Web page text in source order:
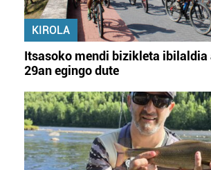
KIROLA
Itsasoko mendi bizikleta ibilaldia
29an egingo dute